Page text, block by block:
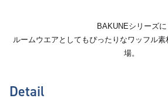
BAKUNEシリーズに
ルームウエアとしてもぴったりなワッフル
場。
Detail